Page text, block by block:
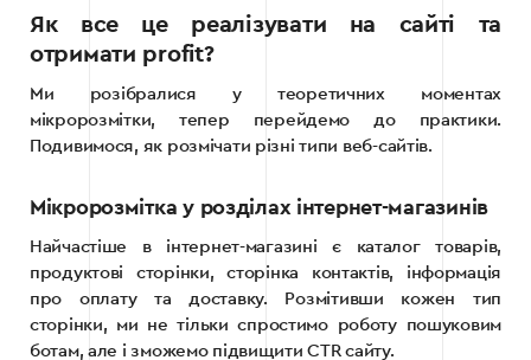
Як все це реалізувати на сайті та
отримати profit?
Ми розібралися у теоретичних моментах
мікророзмітки, тепер перейдемо до практики.
Подивимося, як розмічати різні типи веб-сайтів.
Мікророзмітка у розділах інтернет-магазинів
Найчастіше в інтернет-магазині є каталог товарів,
продуктові сторінки, сторінка контактів, інформація
про оплату та доставку. Розмітивши кожен тип
сторінки, ми не тільки спростимо роботу пошуковим
ботам, але і зможемо підвищити CTR сайту.